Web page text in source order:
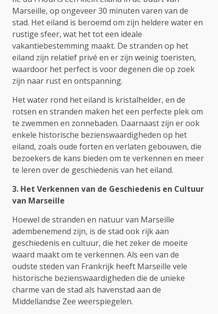
Marseille, op ongeveer 30 minuten varen van de
stad. Het eiland is beroemd om zijn heldere water en
rustige sfeer, wat het tot een ideale
vakantiebestemming maakt. De stranden op het
eiland zijn relatief privé en er zijn weinig toeristen,
waardoor het perfect is voor degenen die op zoek
zijn naar rust en ontspanning.
Het water rond het eiland is kristalhelder, en de
rotsen en stranden maken het een perfecte plek om
te zwemmen en zonnebaden. Daarnaast zijn er ook
enkele historische bezienswaardigheden op het
eiland, zoals oude forten en verlaten gebouwen, die
bezoekers de kans bieden om te verkennen en meer
te leren over de geschiedenis van het eiland.
3. Het Verkennen van de Geschiedenis en Cultuur
van Marseille
Hoewel de stranden en natuur van Marseille
adembenemend zijn, is de stad ook rijk aan
geschiedenis en cultuur, die het zeker de moeite
waard maakt om te verkennen. Als een van de
oudste steden van Frankrijk heeft Marseille vele
historische bezienswaardigheden die de unieke
charme van de stad als havenstad aan de
Middellandse Zee weerspiegelen.